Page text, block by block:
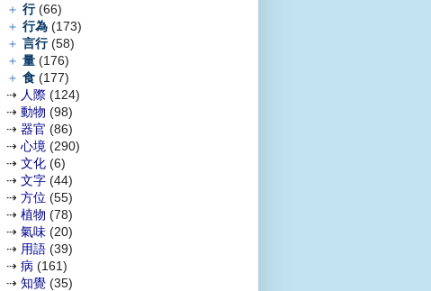
＋ 行 (66)
＋ 行為 (173)
＋ 言行 (58)
＋ 量 (176)
＋ 食 (177)
⇢ 人際 (124)
⇢ 動物 (98)
⇢ 器官 (86)
⇢ 心境 (290)
⇢ 文化 (6)
⇢ 文字 (44)
⇢ 方位 (55)
⇢ 植物 (78)
⇢ 氣味 (20)
⇢ 用語 (39)
⇢ 病 (161)
⇢ 知覺 (35)